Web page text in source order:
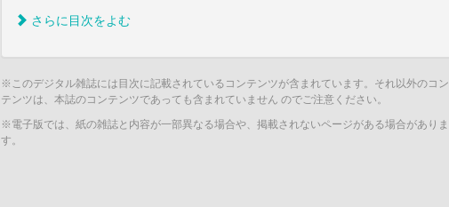
さらに目次をよむ
※このデジタル雑誌には目次に記載されているコンテンツが含まれています。それ以外のコン
テンツは、本誌のコンテンツであっても含まれていません のでご注意ください。
※電子版では、紙の雑誌と内容が一部異なる場合や、掲載されないページがある場合がありま
す。